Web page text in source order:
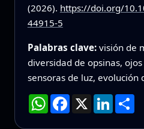
(2026). https://doi.org/
44915-5
Palabras clave: visión de
diversidad de opsinas,
sensoras de luz, evolución
WhatsApp
Facebook
X